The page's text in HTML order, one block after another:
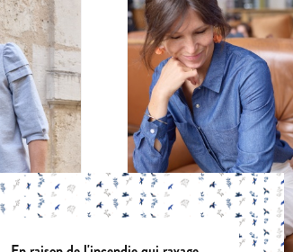
€
17,90 €
ZEPHIR
PDF:11,40 €
POCHETTE:
PANIER A